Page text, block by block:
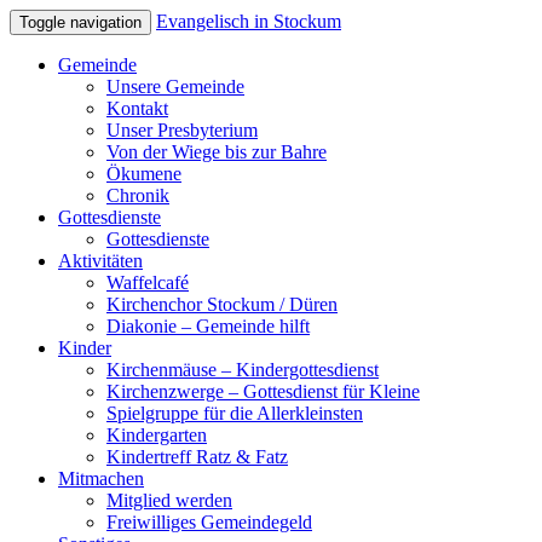
Toggle navigation Evangelisch in Stockum
Gemeinde
Unsere Gemeinde
Kontakt
Unser Presbyterium
Von der Wiege bis zur Bahre
Ökumene
Chronik
Gottesdienste
Gottesdienste
Aktivitäten
Waffelcafé
Kirchenchor Stockum / Düren
Diakonie – Gemeinde hilft
Kinder
Kirchenmäuse – Kindergottesdienst
Kirchenzwerge – Gottesdienst für Kleine
Spielgruppe für die Allerkleinsten
Kindergarten
Kindertreff Ratz & Fatz
Mitmachen
Mitglied werden
Freiwilliges Gemeindegeld